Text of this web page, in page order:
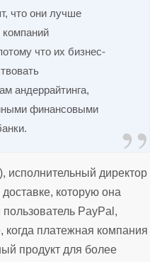
что они лучше
что их бизнес-
андеррайтинга,
финансовыми
исполнительный директор
которую она
PayPal,
когда платежная компания
продукт для более